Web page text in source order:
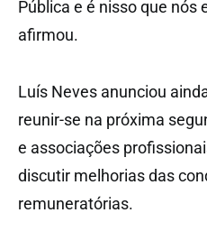
Pública e é nisso que nós
afirmou.
Luís Neves anunciou
reunir-se na próxima
e associações
discutir melhorias das
remuneratórias.